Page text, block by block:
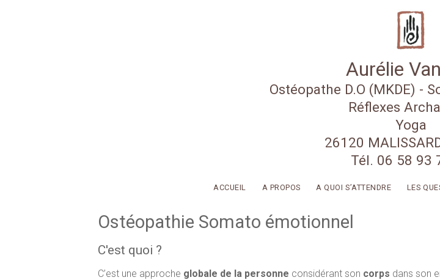
Aurélie
Ostéopathe D.O (MKDE) -
Réflexes
Yoga
26120
Tél. 06 58 93
ACCUEIL A PROPOS A QUOI S’ATTENDRE LES
Ostéopathie Somato émotionnel
C'est quoi ?
C’est une approche globale de la personne considérant son corps dans son